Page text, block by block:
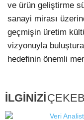
ve ürün geliştirme
sanayi mirası
geçmişin üretim
vizyonuyla
hedefinin önemli
İLGİNİZİ